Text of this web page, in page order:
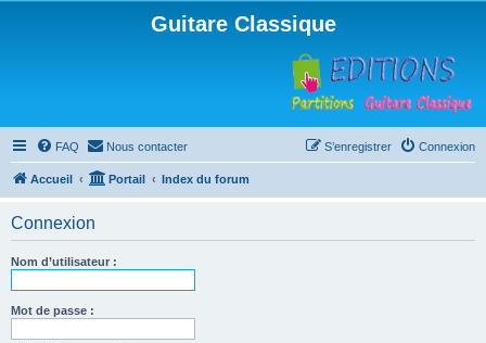
Guitare Classique
FAQ Nous contacter Connexion
S’enregistrer
Accueil Portail Index du forum
Connexion
Nom d’utilisateur :
Mot de passe :